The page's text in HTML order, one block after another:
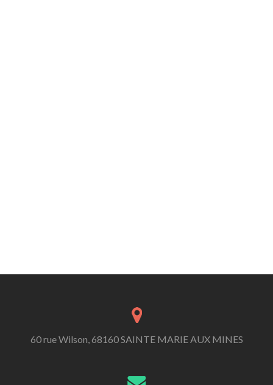
60 rue Wilson, 68160 SAINTE MARIE AUX MINES